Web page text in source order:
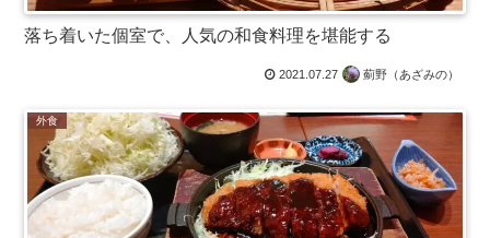
落ち着いた個室で、人気の和食料理を堪能する
2021.07.27 薊野（あざみの）
外食